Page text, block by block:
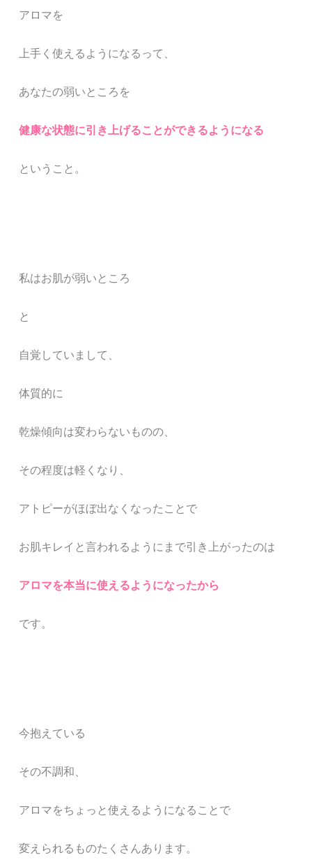
アロマを
上手く使えるようになるって、
あなたの弱いところを
健康な状態に引き上げることができるようになる
ということ。
私はお肌が弱いところ
と
自覚していまして、
体質的に
乾燥傾向は変わらないものの、
その程度は軽くなり、
アトピーがほぼ出なくなったことで
お肌キレイと言われるようにまで引き上がったのは
アロマを本当に使えるようになったから
です。
今抱えている
その不調和、
アロマをちょっと使えるようになることで
変えられるものたくさんあります。